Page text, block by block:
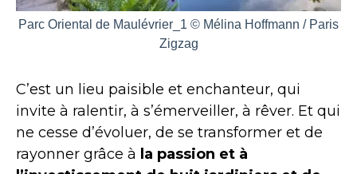
Parc Oriental de Maulévrier_1 © Mélina Hoffmann / Paris
Zigzag
C’est un lieu paisible et enchanteur, qui
invite à ralentir, à s’émerveiller, à rêver. Et qui
ne cesse d’évoluer, de se transformer et de
rayonner grâce à la passion et à